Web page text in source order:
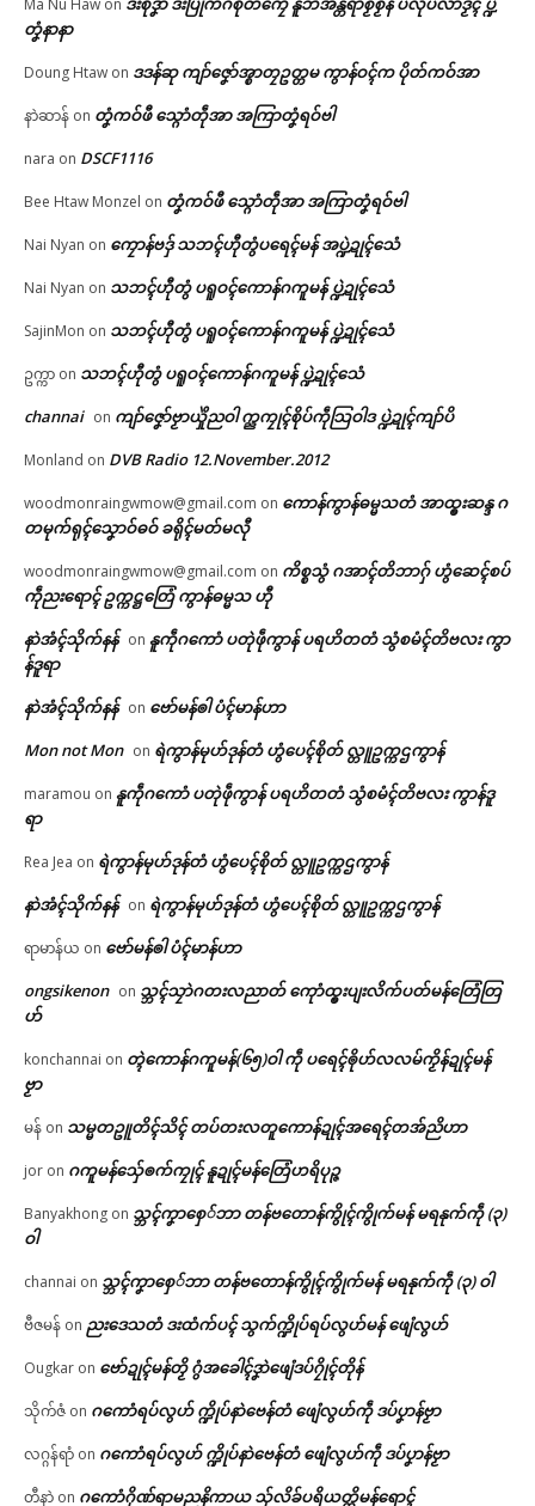
Ma Nu Haw on
တၞံနာနာ
Doung Htaw on ဒဒန်ဆု ကျာ်ဇၞော်အ္စာတၠဥတ္တမ ကွာန်ဝၚ်က ပိုတ်ကဝ်အာ
နာဲဆာန် on တၞံကဝ်ဖီ သ္ဂောံတဵုအာ အကြာတၞံရဝ်ဗါ
nara on DSCF1116
Bee Htaw Monzel on တၞံကဝ်ဖီ သ္ဂောံတဵုအာ အကြာတၞံရဝ်ဗါ
Nai Nyan on ကၠောန်ဗဒှ် သဘၚ်ဟီုတွံပရေၚ်မန် အပ္ဍဲဍုၚ်သေံ
Nai Nyan on သဘၚ်ဟီုတွံ ပရူဝၚ်ကောန်ဂကူမန် ပ္ဍဲဍုၚ်သေံ
SajinMon on သဘၚ်ဟီုတွံ ပရူဝၚ်ကောန်ဂကူမန် ပ္ဍဲဍုၚ်သေံ
ဥက္ကာ on သဘၚ်ဟီုတွံ ပရူဝၚ်ကောန်ဂကူမန် ပ္ဍဲဍုၚ်သေံ
channai on ကျာ်ဇၞော်ဗၟာယှိုဲညဝါ က္ညကၠုၚ်စိုပ်ကဵုသြဝါဒ ပ္ဍဲဍုၚ်ကျာ်ပိ
Monland on DVB Radio 12.November.2012
woodmonraingwmow@gmail.com on ကောန်ကွာန်ဓမ္မသတံ အာထ္ၜးဆန္ဒ ဂ
တမုက်ရုၚ်သၞောဝ်ဓဝ် ခရိုၚ်မတ်မလီု
woodmonraingwmow@gmail.com on ကိစ္စသွံ ဂအာၚ်တိဘာဂှ် ဟွံဆေၚ်စပ်
ကဵုညးရောၚ် ဥက္ကဋ္ဌတြေံ ကွာန်ဓမ္မသ ဟီု
နာဲအံၚ်သိုက်နန် on နူကဵုဂကောံ ပတုဲဖဵုကွာန် ပရဟိတတံ သွံစမံၚ်တိဗလး ကွာ
န်ဒူရာ
နာဲအံၚ်သိုက်နန် on ဗော်မန်ၜါ ပံၚ်မာန်ဟာ
Mon not Mon on ရဲကွာန်မုဟ်ဒုန်တံ ဟွံပေၚ်စိုတ် လ္တူဥက္ကဌကွာန်
maramou on နူကဵုဂကောံ ပတုဲဖဵုကွာန် ပရဟိတတံ သွံစမံၚ်တိဗလး ကွာန်ဒူ
ရာ
Rea Jea on ရဲကွာန်မုဟ်ဒုန်တံ ဟွံပေၚ်စိုတ် လ္တူဥက္ကဌကွာန်
နာဲအံၚ်သိုက်နန် on ရဲကွာန်မုဟ်ဒုန်တံ ဟွံပေၚ်စိုတ် လ္တူဥက္ကဌကွာန်
ရာမာန်ယ on ဗော်မန်ၜါ ပံၚ်မာန်ဟာ
ongsikenon on သ္ဘၚ်သၠာဲဂတးလညာတ် ကေုာံထ္ၜးပျးလိက်ပတ်မန်တြေံတြ
ဟ်
konchannai on တ္ၚဲကောန်ဂကူမန်(၆၅)ဝါ ကဵု ပရေၚ်ၜိုဟ်လလမ်ကၟိန်ဍုၚ်မန်
ဗၟာ
မန် on သမ္မတဥူတိၚ်သိၚ် တပ်တးလတူကောန်ဍုၚ်အရေၚ်တအ်ညိဟာ
jor on ဂကူမန်​သှ်ေၜက်ကၠုၚ် နူဍုၚ်မန်တြေံဟရိပုဉ္ဇ
Banyakhong on သ္ဘၚ်ကၞာစှေ်ဘာ တန်ဗတောန်ကွိုၚ်ကွိုက်မန် မရနုက်ကဵု (၃)
ဝါ
channai on သ္ဘၚ်ကၞာစှေ်ဘာ တန်ဗတောန်ကွိုၚ်ကွိုက်မန် မရနုက်ကဵု (၃) ဝါ
ဗီဇမန် on ညးဒေသတံ ဒးထံက်ပၚ် သွက်က္ဍိုပ်ရပ်လွဟ်မန် ဖျေံလွဟ်
Ougkar on ဗော်ဍုၚ်မန်တၟိ ဂွံအခေါၚ်ဒၞာဲဖျေံဒပ်ဂၠိုၚ်တိုန်
သိုက်ဇံ on ဂကောံရပ်လွဟ် က္ဍိုပ်နာဲဗေန်တံ ဖျေံလွဟ်ကဵု ဒပ်ပၞာန်ဗၟာ
လဂ္ဂန်ရာံ on ဂကောံရပ်လွဟ် က္ဍိုပ်နာဲဗေန်တံ ဖျေံလွဟ်ကဵု ဒပ်ပၞာန်ဗၟာ
တီနာဲ on ဂကောံဂိုဏ်ရာမညနိကာယ သှ်လိခ်ပရိယတ္တိမန်ရောၚ်